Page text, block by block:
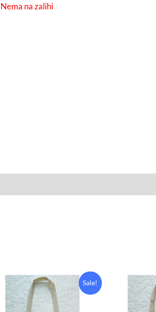
Nema na zalihi
Sale!
Original
price
was:
15,00 KM.
Current
price
is:
8,00 KM.